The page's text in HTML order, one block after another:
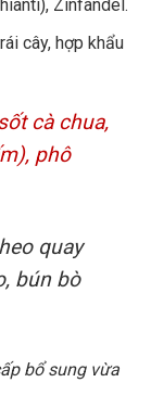
Zinfandel.
cây, hợp khẩu
cà chua,
phô
quay
bún bò
bổ sung vừa